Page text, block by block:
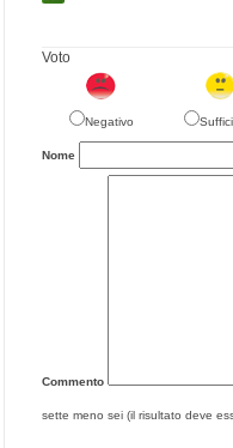
Voto
Negativo
Nome
Commento
sette meno sei (il risultato deve